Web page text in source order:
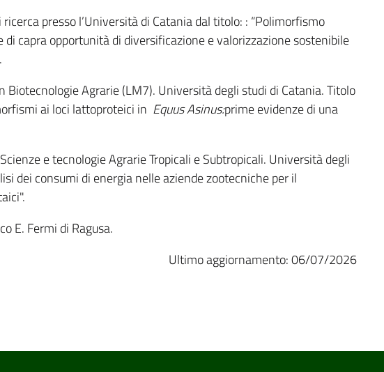
ricerca presso l’Università di Catania dal titolo: : “Polimorfismo
capra opportunità di diversificazione e valorizzazione sostenibile
Biotecnologie Agrarie (LM7). Università degli studi di Catania. Titolo
ai loci lattoproteici in Equus Asinus:prime evidenze di una
e tecnologie Agrarie Tropicali e Subtropicali. Università degli
dei consumi di energia nelle aziende zootecniche per il
E. Fermi di Ragusa.
Ultimo aggiornamento: 06/07/2026